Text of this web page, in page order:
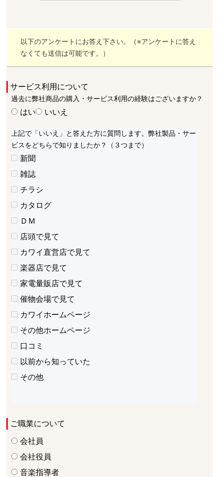
以下のアンケートにお答え下さい。（※アンケートに答え
なくても送信は可能です。）
サービス利用について
過去に弊社商品の購入・サービス利用の経験はございますか？
はい いいえ
上記で「いいえ」と答えた方に質問します。弊社製品・サー
ビスをどちらで知りましたか？（３つまで）
新聞
雑誌
チラシ
カタログ
ＤＭ
店頭で見て
カワイ直営店で見て
楽器店で見て
家電量販店で見て
催物会場で見て
カワイホームページ
その他ホームページ
口コミ
以前から知っていた
その他
ご職業について
会社員
会社役員
音楽指導者